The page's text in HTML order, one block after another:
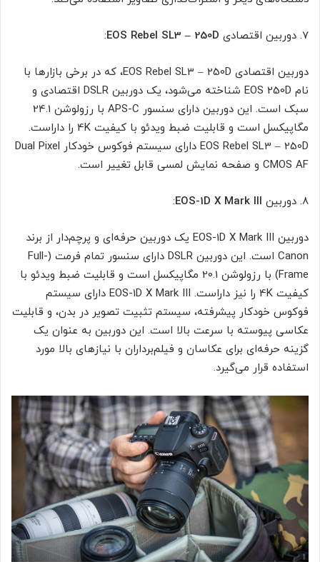
7. دوربین اقتصادی EOS Rebel SL3 – 250D
:
دوربین اقتصادی EOS Rebel SL3 – 250D، که در برخی بازارها با
نام EOS 250D شناخته می‌شود، یک دوربین DSLR اقتصادی و
سبک است. این دوربین دارای سنسور APS-C با رزولوشن 24.1
مگاپیکسل است و قابلیت ضبط ویدئو با کیفیت 4K را داراست.
EOS Rebel SL3 – 250D دارای سیستم فوکوس خودکار Dual Pixel
CMOS AF و صفحه نمایش لمسی قابل تغییر است.
8. دوربین EOS-1D X Mark III
:
دوربین EOS-1D X Mark III یک دوربین حرفه‌ای و پرچم‌دار از برند
Canon است. این دوربین DSLR دارای سنسور تمام فرمت (Full-
Frame) با رزولوشن 20.1 مگاپیکسل است و قابلیت ضبط ویدئو با
کیفیت 4K را نیز داراست. EOS-1D X Mark III دارای سیستم
فوکوس خودکار پیشرفته، سیستم تثبیت تصویر در بدن، و قابلیت
عکاسی پیوسته با سرعت بالا است. این دوربین به عنوان یک
گزینه حرفه‌ای برای عکاسان و فیلم‌برداران با نیازهای بالا مورد
استفاده قرار می‌گیرد.